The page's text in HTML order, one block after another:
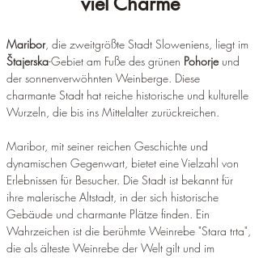
Maribor, die zweitgrößte Stadt Sloweniens, liegt im
Štajerska-Gebiet am Fuße des grünen Pohorje und
der sonnenverwöhnten Weinberge. Diese
charmante Stadt hat reiche historische und kulturelle
Wurzeln, die bis ins Mittelalter zurückreichen.
Maribor, mit seiner reichen Geschichte und
dynamischen Gegenwart, bietet eine Vielzahl von
Erlebnissen für Besucher. Die Stadt ist bekannt für
ihre malerische Altstadt, in der sich historische
Gebäude und charmante Plätze finden. Ein
Wahrzeichen ist die berühmte Weinrebe "Stara trta",
die als älteste Weinrebe der Welt gilt und im